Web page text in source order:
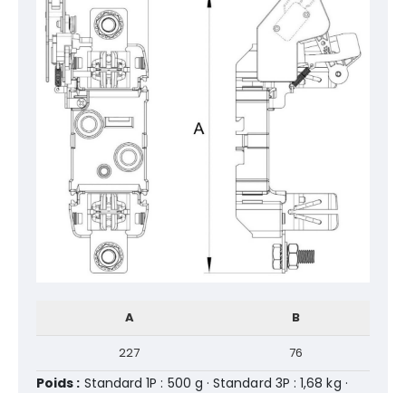
A B
227 76
Poids : Standard 1P : 500 g · Standard 3P : 1,68 kg ·